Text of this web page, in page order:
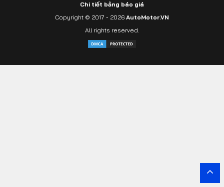
Chi tiết bảng báo giá
Copyright © 2017 - 2026 AutoMotor.VN
All rights reserved.